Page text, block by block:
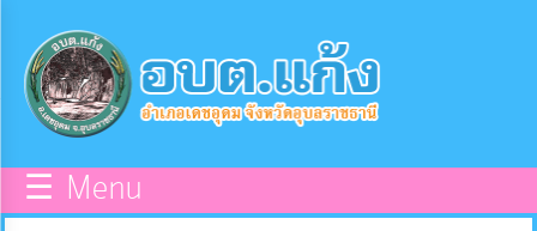
หน้า
หลัก
ข้อมูล
พื้น
☰ Menu